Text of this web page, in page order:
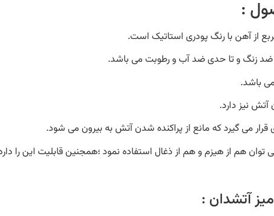
:
از آهن با رنگ پودری استاتیک است.
زنگ و تا حدی ضد آب و رطوبت می باشد.
باشد.
نیز دارد.
می گیرد که مانع از پراکنده شدن آتش به بیرون می شود.
توان هم از هیزم و هم از ذغال استفاده نمود ؛همجنین قابلیت این را
آتشدان :